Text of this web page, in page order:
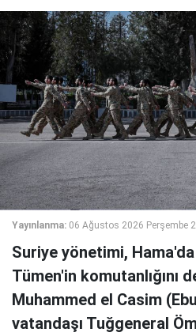
Yayınlanma: 06 Ağustos 2026 Perşembe
Suriye yönetimi,
Tümen'in komutanlığını
Muhammed el Casim
vatandaşı Tuğgeneral